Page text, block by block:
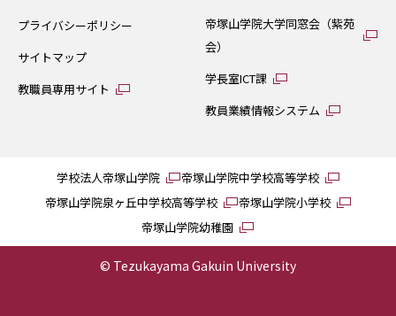
プライバシーポリシー
サイトマップ
教職員専用サイト
帝塚山学院大学同窓会（紫苑
会）
学長室ICT課
教員業績情報システム
学校法人帝塚山学院
帝塚山学院中学校高等学校
帝塚山学院泉ヶ丘中学校高等学校
帝塚山学院小学校
帝塚山学院幼稚園
© Tezukayama Gakuin University